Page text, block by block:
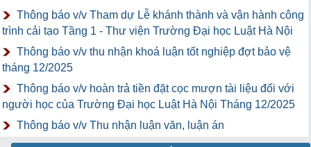
Thông báo v/v Tham dự Lễ khánh thành và vận hành công
trình cải tạo Tầng 1 - Thư viện Trường Đại học Luật Hà Nội
Thông báo v/v thu nhận khoá luận tốt nghiệp đợt bảo vệ
tháng 12/2025
Thông báo v/v hoàn trả tiền đặt cọc mượn tài liệu đối với
người học của Trường Đại học Luật Hà Nội Tháng 12/2025
Thông báo v/v Thu nhận luận văn, luận án